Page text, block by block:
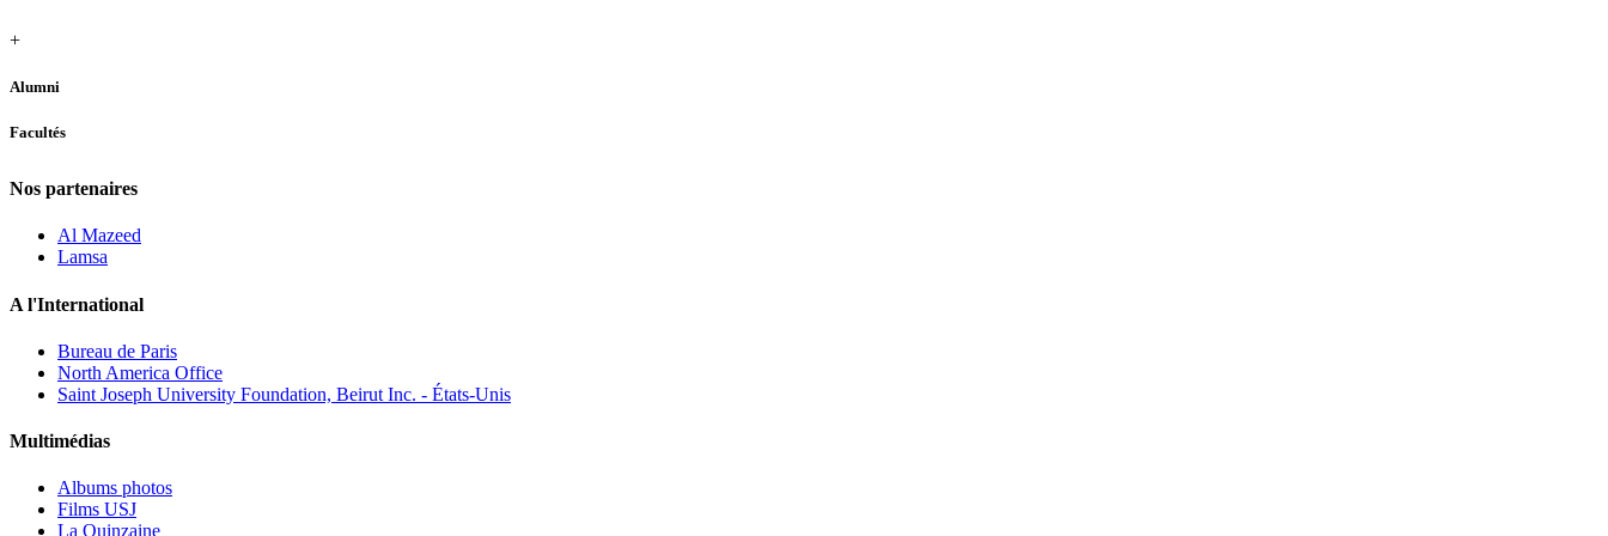
+
Alumni
Facultés
Nos partenaires
Al Mazeed
Lamsa
A l'International
Bureau de Paris
North America Office
Saint Joseph University Foundation, Beirut Inc. - États-Unis
Multimédias
Albums photos
Films USJ
La Quinzaine